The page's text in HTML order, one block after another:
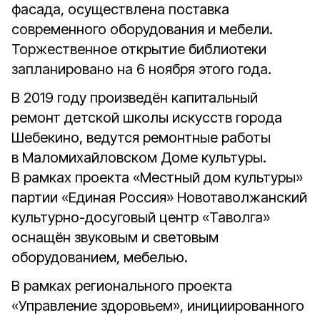
фасада, осуществлена поставка
современного оборудования и мебели.
Торжественное открытие библиотеки
запланировано на 6 ноября этого года.
В 2019 году произведён капитальный
ремонт детской школы искусств города
Шебекино, ведутся ремонтные работы
в Маломихайловском Доме культуры.
В рамках проекта «Местный дом культуры»
партии «Единая Россия» Новотаволжанский
культурно-досуговый центр «Таволга»
оснащён звуковым и световым
оборудованием, мебелью.
В рамках регионального проекта
«Управление здоровьем», инициированного